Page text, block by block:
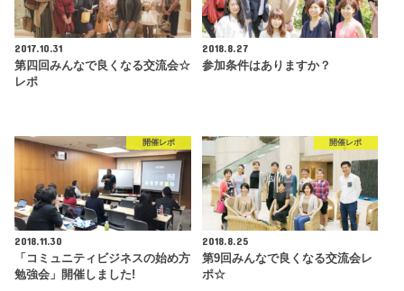
2017.10.31
第四回みんなで良くなる交流会☆
レポ
2018.8.27
参加条件はありますか？
開催レポ
2018.11.30
「コミュニティビジネスの始め方
勉強会」開催しました!
開催レポ
2018.8.25
第9回みんなで良くなる交流会レ
ポ☆